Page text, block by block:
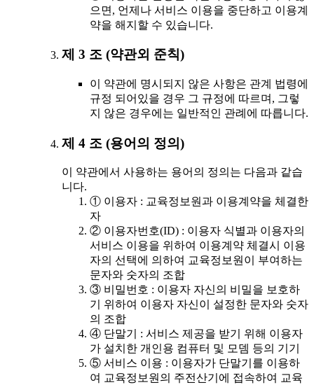
으면, 언제나 서비스 이용을 중단하고 이용계
약을 해지할 수 있습니다.
제 3 조 (약관외 준칙)
이 약관에 명시되지 않은 사항은 관계 법령에
규정 되어있을 경우 그 규정에 따르며, 그렇
지 않은 경우에는 일반적인 관례에 따릅니다.
제 4 조 (용어의 정의)
이 약관에서 사용하는 용어의 정의는 다음과 같습
니다.
① 이용자 : 교육정보원과 이용계약을 체결한
자
② 이용자번호(ID) : 이용자 식별과 이용자의
서비스 이용을 위하여 이용계약 체결시 이용
자의 선택에 의하여 교육정보원이 부여하는
문자와 숫자의 조합
③ 비밀번호 : 이용자 자신의 비밀을 보호하
기 위하여 이용자 자신이 설정한 문자와 숫자
의 조합
④ 단말기 : 서비스 제공을 받기 위해 이용자
가 설치한 개인용 컴퓨터 및 모뎀 등의 기기
⑤ 서비스 이용 : 이용자가 단말기를 이용하
여 교육정보원의 주전산기에 접속하여 교육